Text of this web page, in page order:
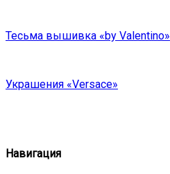
Тесьма вышивка «by Valentino»
Украшения «Versace»
Навигация